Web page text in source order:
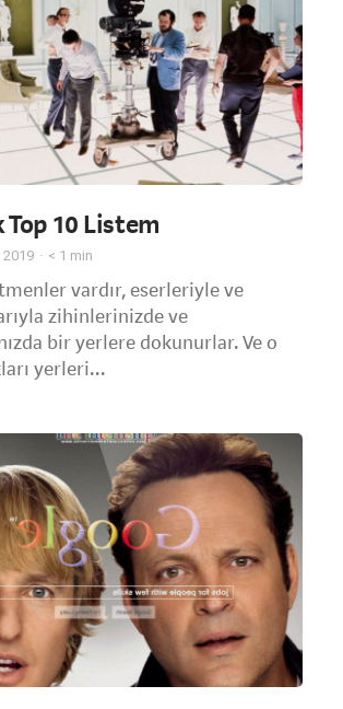
10 Listem
< 1 min
vardır, eserleriyle ve
zihinlerinizde ve
bir yerlere dokunurlar. Ve o
yerleri...